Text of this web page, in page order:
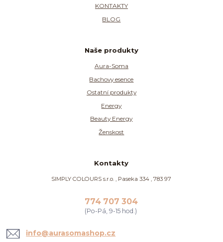
KONTAKTY
BLOG
Naše produkty
Aura-Soma
Bachovy esence
Ostatní produkty
Energy
Beauty Energy
Ženskost
Kontakty
SIMPLY COLOURS s.r.o. , Paseka 334 , 783 97
774 707 304
(Po-Pá, 9-15 hod.)
info@aurasomashop.cz